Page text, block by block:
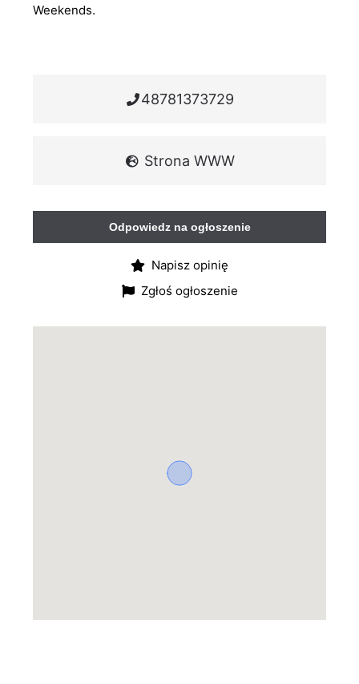
Weekends.
48781373729
Strona WWW
Odpowiedz na ogłoszenie
Napisz opinię
Zgłoś ogłoszenie